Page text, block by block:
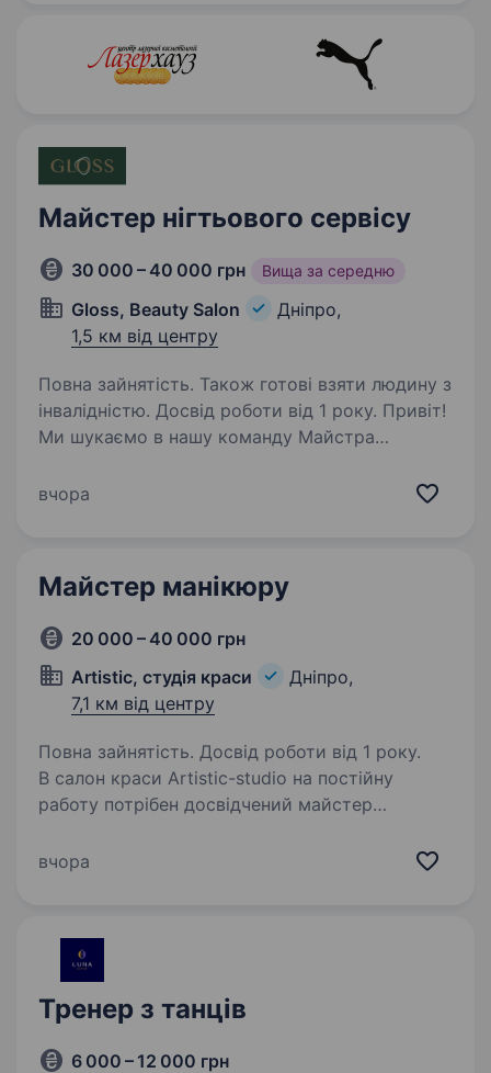
Майстер нігтьового сервісу
30 000 – 40 000 грн Вища за середню
Gloss, Beauty Salon
Дніпро,
1,5 км від центру
Повна зайнятість. Також готові взяти людину з
інвалідністю. Досвід роботи від 1 року. Привіт!
Ми шукаємо в нашу команду Майстра
Розвиватись Ми беремо на себе все, від тебе
вчора
Майстер манікюру
20 000 – 40 000 грн
Artistic, студія краси
Дніпро,
7,1 км від центру
Повна зайнятість. Досвід роботи від 1 року.
В салон краси Artistic-studio на постійну
работу потрібен досвідчений майстер
(обговорюється і інші варіанти) з 9:00—20:00.
вчора
Тренер з танців
6 000 – 12 000 грн